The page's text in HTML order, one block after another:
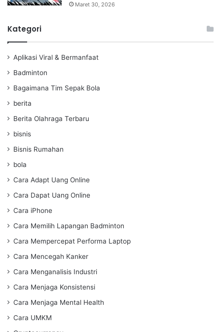
Maret 30, 2026
Kategori
Aplikasi Viral & Bermanfaat
Badminton
Bagaimana Tim Sepak Bola
berita
Berita Olahraga Terbaru
bisnis
Bisnis Rumahan
bola
Cara Adapt Uang Online
Cara Dapat Uang Online
Cara iPhone
Cara Memilih Lapangan Badminton
Cara Mempercepat Performa Laptop
Cara Mencegah Kanker
Cara Menganalisis Industri
Cara Menjaga Konsistensi
Cara Menjaga Mental Health
Cara UMKM